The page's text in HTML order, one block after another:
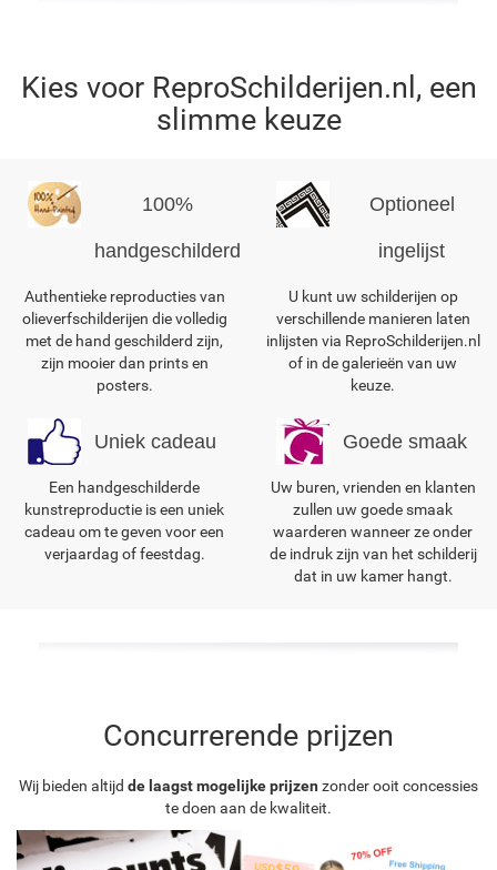
Kies voor ReproSchilderijen.nl, een
slimme keuze
100%
handgeschilderd
Authentieke reproducties van
olieverfschilderijen die volledig
met de hand geschilderd zijn,
zijn mooier dan prints en
posters.
Optioneel
ingelijst
U kunt uw schilderijen op
verschillende manieren laten
inlijsten via ReproSchilderijen.nl
of in de galerieën van uw
keuze.
Uniek cadeau
Een handgeschilderde
kunstreproductie is een uniek
cadeau om te geven voor een
verjaardag of feestdag.
Goede smaak
Uw buren, vrienden en klanten
zullen uw goede smaak
waarderen wanneer ze onder
de indruk zijn van het schilderij
dat in uw kamer hangt.
Concurrerende prijzen
Wij bieden altijd de laagst mogelijke prijzen zonder ooit concessies
te doen aan de kwaliteit.